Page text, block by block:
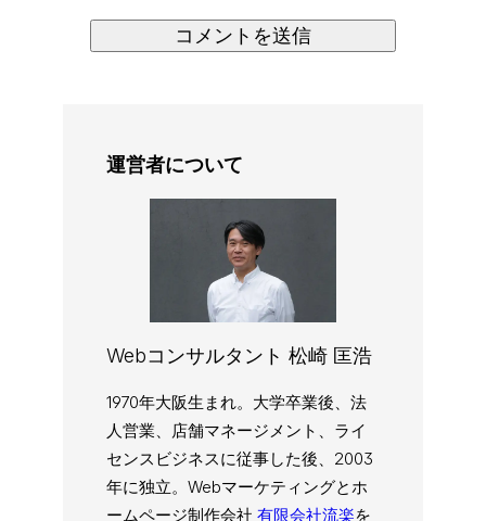
運営者について
Webコンサルタント 松崎 匡浩
1970年大阪生まれ。大学卒業後、法
人営業、店舗マネージメント、ライ
センスビジネスに従事した後、2003
年に独立。Webマーケティングとホ
ームページ制作会社 有限会社流楽を